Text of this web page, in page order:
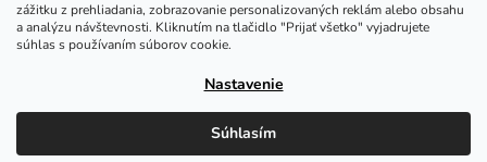
zážitku z prehliadania, zobrazovanie personalizovaných reklám alebo obsahu
a analýzu návštevnosti. Kliknutím na tlačidlo "Prijať všetko" vyjadrujete
súhlas s používaním súborov cookie.
Nastavenie
Súhlasím
Facebook
Zdravie-shop. Všetky práva vyhradené.